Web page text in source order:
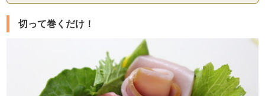
切って巻くだけ！